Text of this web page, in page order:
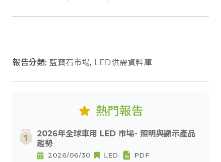
報告分類: 藍寶石市場, LED供需資料庫
熱門報告
2026年全球車用 LED 市場- 照明與顯示產品
趨勢
2026/06/30 LED PDF